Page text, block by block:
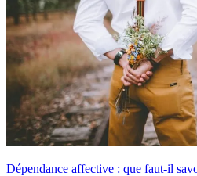
Dépendance affective : que faut-il